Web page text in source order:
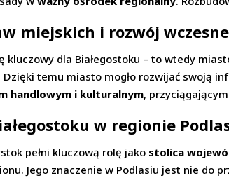
miejskich i rozwój
kluczowy dla Białegostoku – to wtedy
temu miasto mogło rozwijać swoją
handlowym i kulturalnym,
w regionie
pełni kluczową rolę jako stolica
Jego znaczenie w Podlasiu jest nie do